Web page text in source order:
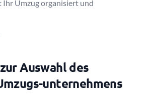
Ihr Umzug organisiert und
Auswahl des
unternehmens